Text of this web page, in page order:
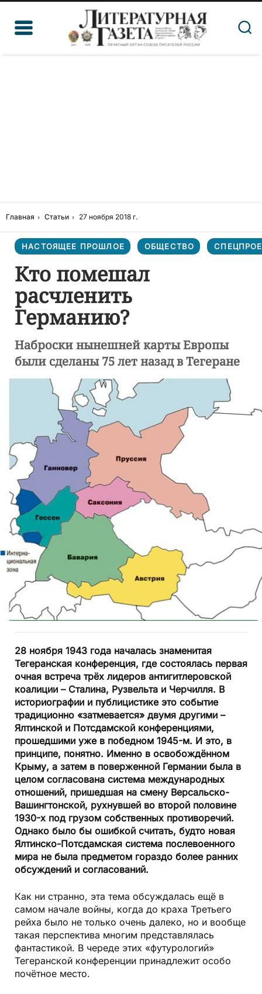
Главная Статьи 27 ноября 2018 г.
НАСТОЯЩЕЕ ПРОШЛОЕ ОБЩЕСТВО
Кто помешал
расчленить
Германию?
Наброски нынешней карты Европы
были сделаны 75 лет назад в Тегеране
28 ноября 1943 года началась знаменитая
Тегеранская конференция, где состоялась первая
очная встреча трёх лидеров антигитлеровской
коалиции – Сталина, Рузвельта и Черчилля. В
историографии и публицистике это событие
традиционно «затмевается» двумя другими –
Ялтинской и Потсдамской конференциями,
прошедшими уже в победном 1945-м. И это, в
принципе, понятно. Именно в освобождённом
Крыму, а затем в поверженной Германии была в
целом согласована система международных
отношений, пришедшая на смену Версальско-
Вашингтонской, рухнувшей во второй половине
1930-х под грузом собственных противоречий.
Однако было бы ошибкой считать, будто новая
Ялтинско-Потсдамская система послевоенного
мира не была предметом гораздо более ранних
обсуждений и согласований.
Как ни странно, эта тема обсуждалась ещё в
самом начале войны, когда до краха Третьего
рейха было не только очень далеко, но и вообще
такая перспектива многим представлялась
фантастикой. В череде этих «футурологий»
Тегеранской конференции принадлежит особо
почётное место.